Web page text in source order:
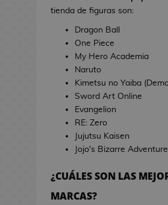
l
a
i
n
J
r
j
e
g
o
E
s
t
u
c
e
tienda de figuras son:
Dragon Ball
One Piece
My Hero Academia
Naruto
Kimetsu no Yaiba
Sword Art Online
Evangelion
RE: Zero
Jujutsu Kaisen
Jojo's Bizarre
¿CUÁLES SON LAS
MARCAS?